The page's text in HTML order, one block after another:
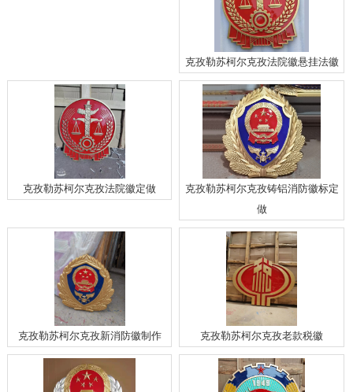
克孜勒苏柯尔克孜法院徽悬挂法徽
克孜勒苏柯尔克孜法院徽定做
克孜勒苏柯尔克孜铸铝消防徽标定
做
克孜勒苏柯尔克孜新消防徽制作 克孜勒苏柯尔克孜老款税徽